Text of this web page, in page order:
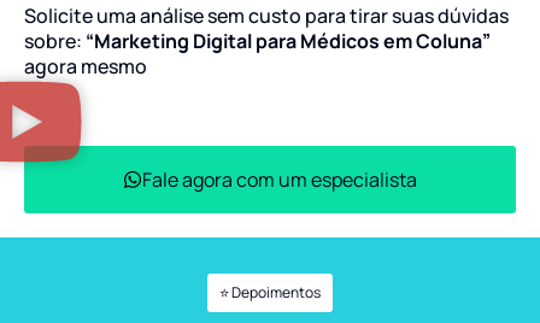
Solicite uma análise sem custo para tirar suas dúvidas
sobre: “Marketing Digital para Médicos em Coluna”
agora mesmo
Fale agora com um especialista
⭐ Depoimentos